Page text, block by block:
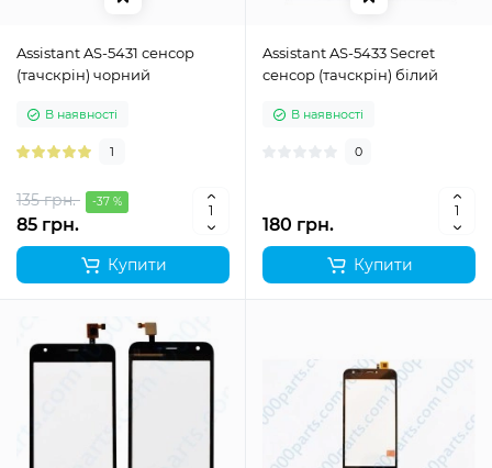
Assistant AS-5431 сенсор
(тачскрін) чорний
В наявності
1
135 грн. -37 %
85 грн.
Купити
Assistant AS-5433 Secret
сенсор (тачскрін) білий
В наявності
0
180 грн.
Купити